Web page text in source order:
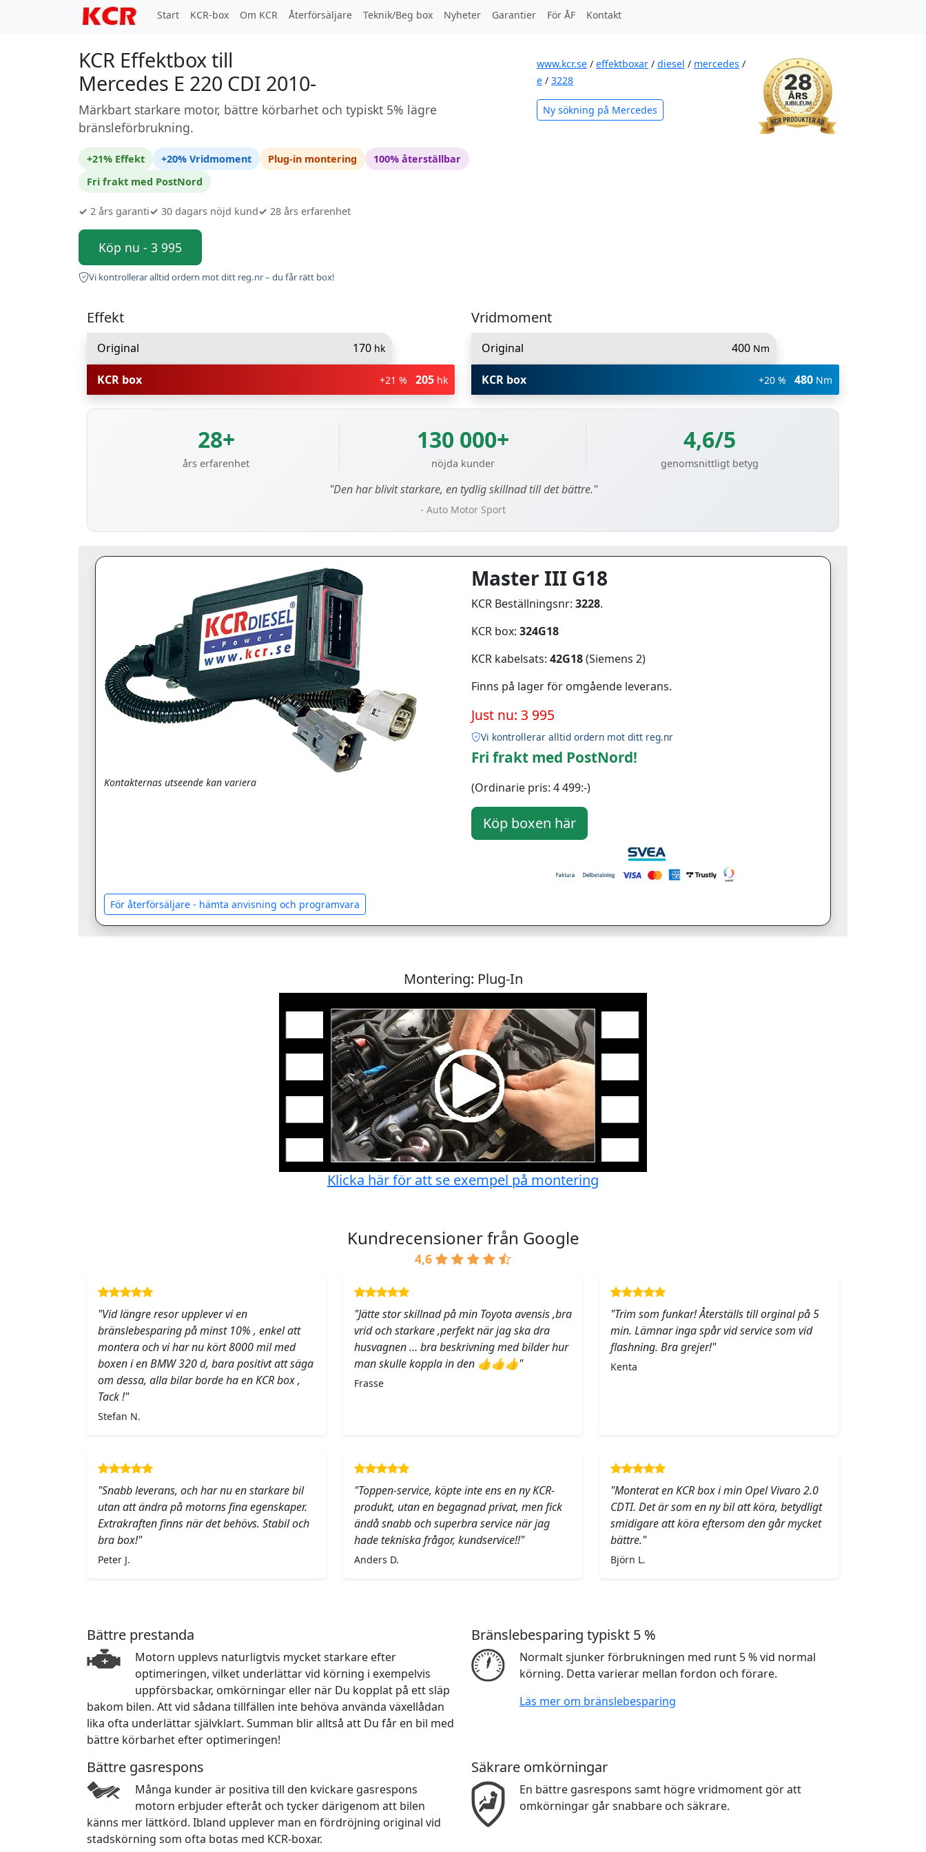
Start KCR-box Om KCR Återförsäljare Teknik/Beg box Nyheter Garantier För ÅF Kontakt
KCR Effektbox till
Mercedes E 220 CDI 2010-
Märkbart starkare motor, bättre körbarhet och typiskt 5% lägre
bränsleförbrukning.
+21% Effekt +20% Vridmoment Plug-in montering
100% återställbar
Fri frakt med PostNord
✓ 2 års garanti✓ 30 dagars nöjd kund✓ 28 års erfarenhet
Köp nu - 3 995
Vi kontrollerar alltid ordern mot ditt reg.nr – du får rätt box!
www.kcr.se / effektboxar / diesel / mercedes /
e / 3228
Ny sökning på Mercedes
Effekt
Original 170 hk
KCR box +21 % 205 hk
Vridmoment
Original 400 Nm
KCR box +20 % 480 Nm
28+
års erfarenhet
130 000+
nöjda kunder
4,6/5
genomsnittligt betyg
"Den har blivit starkare, en tydlig skillnad till det bättre."
- Auto Motor Sport
Kontakternas utseende kan variera
Master III G18
KCR Beställningsnr: 3228.
KCR box: 324G18
KCR kabelsats: 42G18(Siemens 2)
Finns på lager för omgående leverans.
Just nu: 3 995
Vi kontrollerar alltid ordern mot ditt reg.nr
Fri frakt med PostNord!
(Ordinarie pris: 4 499:-)
För återförsäljare - hämta anvisning och programvara
Montering: Plug-In
Klicka här för att se exempel på montering
Kundrecensioner från Google
4,6
"Vid längre resor upplever vi en
bränslebesparing på minst 10% , enkel att
montera och vi har nu kört 8000 mil med
boxen i en BMW 320 d, bara positivt att säga
om dessa, alla bilar borde ha en KCR box ,
Tack !"
Stefan N.
"Jätte stor skillnad på min Toyota avensis ,bra
vrid och starkare ,perfekt när jag ska dra
husvagnen … bra beskrivning med bilder hur
man skulle koppla in den 👍👍👍"
Frasse
"Trim som funkar! Återställs till orginal på 5
min. Lämnar inga spår vid service som vid
flashning. Bra grejer!"
Kenta
"Snabb leverans, och har nu en starkare bil
utan att ändra på motorns fina egenskaper.
Extrakraften finns när det behövs. Stabil och
bra box!"
Peter J.
"Toppen-service, köpte inte ens en ny KCR-
produkt, utan en begagnad privat, men fick
ändå snabb och superbra service när jag
hade tekniska frågor, kundservice!!"
Anders D.
"Monterat en KCR box i min Opel Vivaro 2.0
CDTI. Det är som en ny bil att köra, betydligt
smidigare att köra eftersom den går mycket
bättre."
Björn L.
Bättre prestanda
Motorn upplevs naturligtvis mycket starkare efter
optimeringen, vilket underlättar vid körning i exempelvis
uppförsbackar, omkörningar eller när Du kopplat på ett släp
bakom bilen. Att vid sådana tillfällen inte behöva använda växellådan
lika ofta underlättar självklart. Summan blir alltså att Du får en bil med
bättre körbarhet efter optimeringen!
Bränslebesparing typiskt 5 %
Normalt sjunker förbrukningen med runt 5 % vid normal
körning. Detta varierar mellan fordon och förare.
Läs mer om bränslebesparing
Bättre gasrespons
Många kunder är positiva till den kvickare gasrespons
motorn erbjuder efteråt och tycker därigenom att bilen
känns mer lättkörd. Ibland upplever man en fördröjning original vid
stadskörning som ofta botas med KCR-boxar.
Säkrare omkörningar
En bättre gasrespons samt högre vridmoment gör att
omkörningar går snabbare och säkrare.